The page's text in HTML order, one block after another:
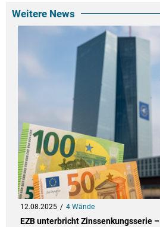
Weitere News
12.08.2025 4 Wände
EZB unterbricht Zinssenkungsserie –